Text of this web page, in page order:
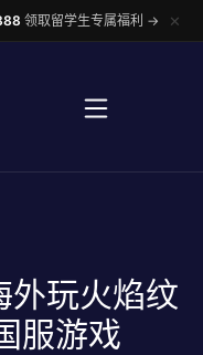
领取留学生专属福利 → ✕
玩火焰纹
服游戏